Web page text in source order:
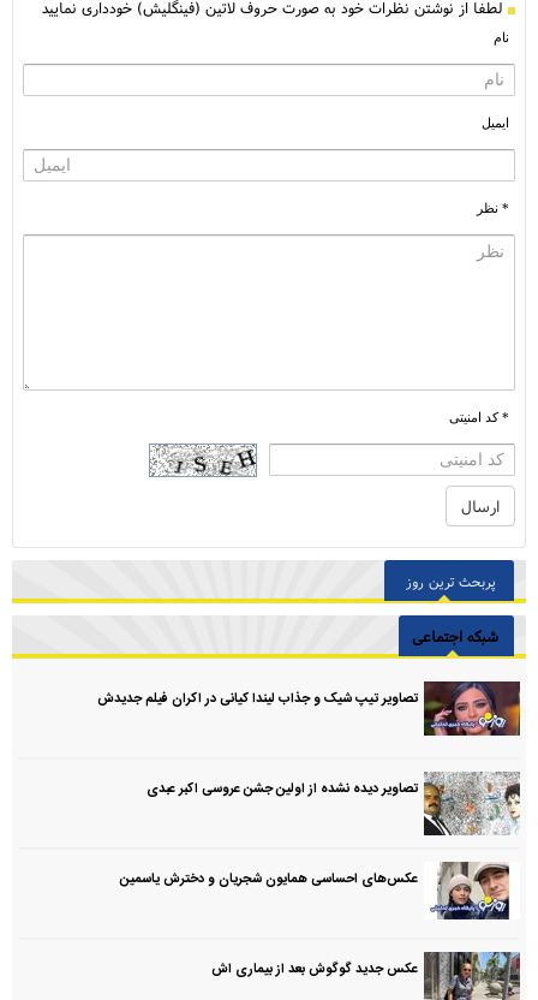
لطفا از نوشتن نظرات خود به صورت حروف لاتین (فینگلیش) خودداری نمایید
نام
ایمیل
* نظر
* کد امنیتی
پربحث ترین روز
شبکه اجتماعی
تصاویر تیپ شیک و جذاب لیندا کیانی در اکران فیلم جدیدش
تصاویر دیده نشده از اولین جشن عروسی اکبر عبدی
عکس‌های احساسی همایون شجریان و دخترش یاسمین
عکس جدید گوگوش بعد از بیماری اش